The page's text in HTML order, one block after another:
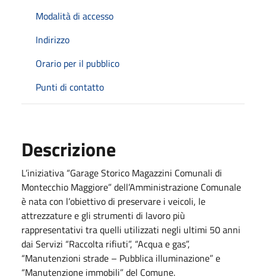
Modalità di accesso
Indirizzo
Orario per il pubblico
Punti di contatto
Descrizione
L’iniziativa “Garage Storico Magazzini Comunali di
Montecchio Maggiore” dell’Amministrazione Comunale
è nata con l’obiettivo di preservare i veicoli, le
attrezzature e gli strumenti di lavoro più
rappresentativi tra quelli utilizzati negli ultimi 50 anni
dai Servizi “Raccolta rifiuti”, “Acqua e gas”,
“Manutenzioni strade – Pubblica illuminazione” e
“Manutenzione immobili” del Comune.